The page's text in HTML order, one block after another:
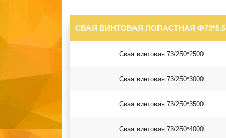
СВАЯ ВИНТОВАЯ ЛОПАСТНАЯ Ф73*5.5
Свая винтовая 73/250*2500
Свая винтовая 73/250*3000
Свая винтовая 73/250*3500
Свая винтовая 73/250*4000